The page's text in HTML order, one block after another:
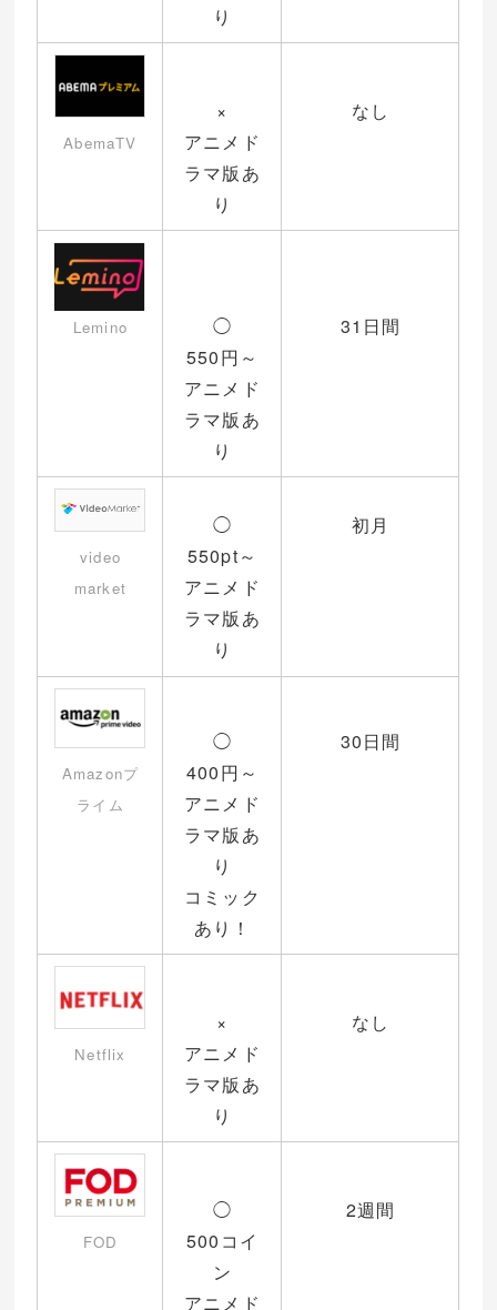
り
AbemaTV
×
アニメド
ラマ版あ
り
なし
Lemino
◯
550円～
アニメド
ラマ版あ
り
31日間
video
market
◯
550pt～
アニメド
ラマ版あ
り
初月
Amazonプ
ライム
◯
400円～
アニメド
ラマ版あ
り
コミック
あり！
30日間
Netflix
×
アニメド
ラマ版あ
り
なし
FOD
◯
500コイ
ン
アニメド
2週間